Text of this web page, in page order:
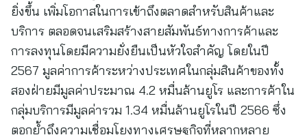
ยิ่งขึ้น เพิ่มโอกาสในการเข้าถึงตลาดสำหรับสินค้าและ
บริการ ตลอดจนเสริมสร้างสายสัมพันธ์ทางการค้าและ
การลงทุนโดยมีความยั่งยืนเป็นหัวใจสำคัญ โดยในปี
2567 มูลค่าการค้าระหว่างประเทศในกลุ่มสินค้าของทั้ง
สองฝ่ายมีมูลค่าประมาณ 4.2 หมื่นล้านยูโร และการค้าใน
กลุ่มบริการมีมูลค่ารวม 1.34 หมื่นล้านยูโรในปี 2566 ซึ่ง
ตอกย้ำถึงความเชื่อมโยงทางเศรษฐกิจที่หลากหลาย